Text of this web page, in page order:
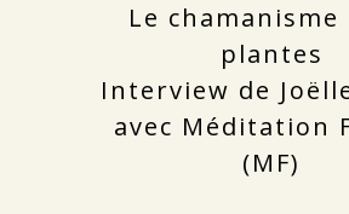
Le chamanisme
plantes
Interview de
avec Méditation
(MF)